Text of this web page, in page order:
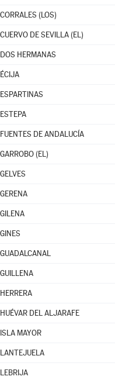
CORRALES (LOS)
CUERVO DE SEVILLA (EL)
DOS HERMANAS
ÉCIJA
ESPARTINAS
ESTEPA
FUENTES DE ANDALUCÍA
GARROBO (EL)
GELVES
GERENA
GILENA
GINES
GUADALCANAL
GUILLENA
HERRERA
HUÉVAR DEL ALJARAFE
ISLA MAYOR
LANTEJUELA
LEBRIJA